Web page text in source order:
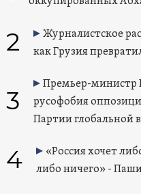
2
Журналистское
как Грузия
3
Премьер-министр
русофобия
Партии глобальной
4
«Россия хочет
либо ничего» -